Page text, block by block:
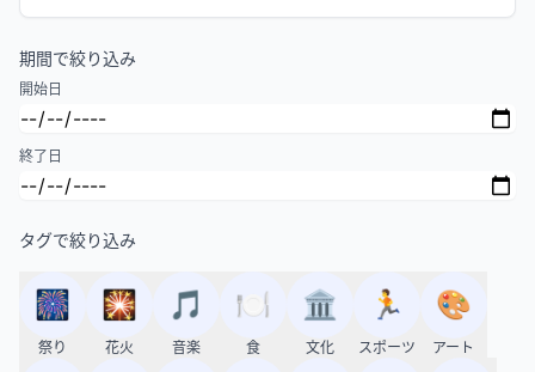
期間で絞り込み
開始日
終了日
タグで絞り込み
🎆
祭り
🎇
花火
🎵
音楽
🍽️
食
🏛️
文化
🏃
スポーツ
🎨
アート